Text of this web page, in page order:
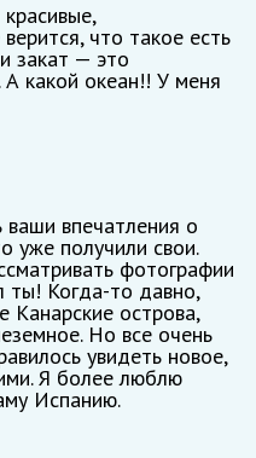
что такое есть
закат — это
А какой океан!! У меня
ваши впечатления о
уже получили свои.
фотографии
ты! Когда-то давно,
Канарские острова,
Но все очень
увидеть новое,
Я более люблю
Испанию.